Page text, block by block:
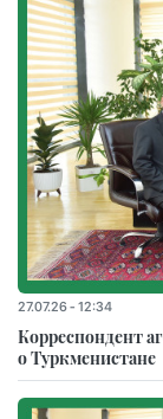
27.07.26 - 12:34
Корреспондент
о Туркменистане